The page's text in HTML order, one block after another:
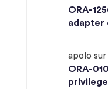
ORA-
adapter
apolo sur
ORA-